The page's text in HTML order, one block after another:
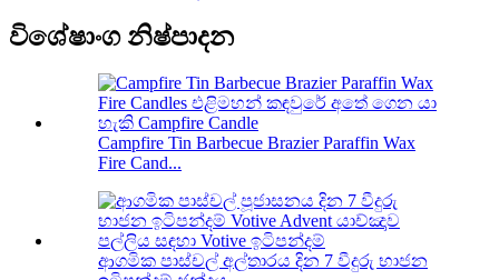
විශේෂාංග නිෂ්පාදන
Campfire Tin Barbecue Brazier Paraffin Wax
Fire Cand...
ආගමික පාස්චල් අල්තාරය දින 7 වීදුරු භාජන